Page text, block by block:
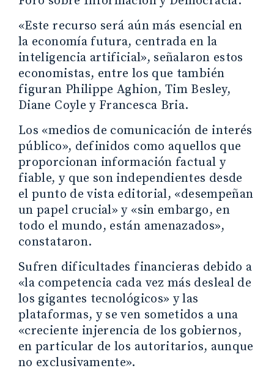
«Este recurso será aún más esencial en
la economía futura, centrada en la
inteligencia artificial», señalaron estos
economistas, entre los que también
figuran Philippe Aghion, Tim Besley,
Diane Coyle y Francesca Bria.
Los «medios de comunicación de interés
público», definidos como aquellos que
proporcionan información factual y
fiable, y que son independientes desde
el punto de vista editorial, «desempeñan
un papel crucial» y «sin embargo, en
todo el mundo, están amenazados»,
constataron.
Sufren dificultades financieras debido a
«la competencia cada vez más desleal de
los gigantes tecnológicos» y las
plataformas, y se ven sometidos a una
«creciente injerencia de los gobiernos,
en particular de los autoritarios, aunque
no exclusivamente».